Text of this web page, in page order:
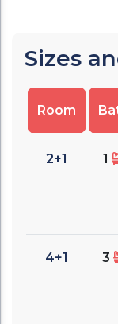
Sizes
Room
2+1 1
4+1 3